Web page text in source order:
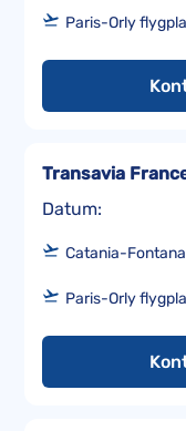
Paris-Orly
Datum:
Transavia
Catania-
Paris-Orly